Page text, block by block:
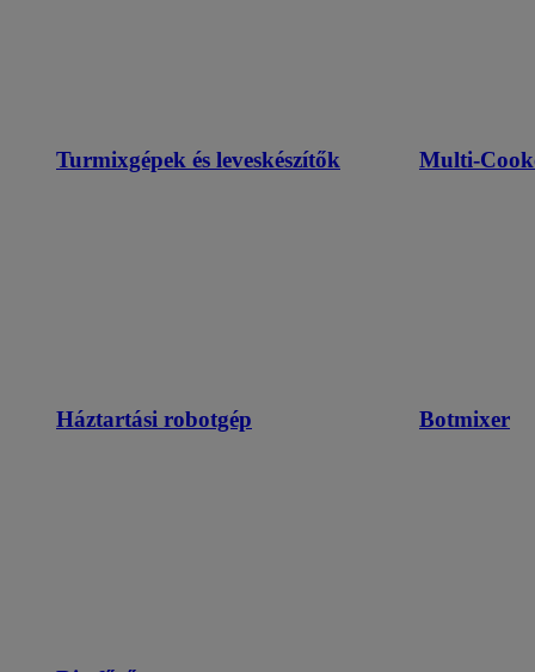
Turmixgépek és leveskészítők Multi-
Háztartási robotgép Botmixer